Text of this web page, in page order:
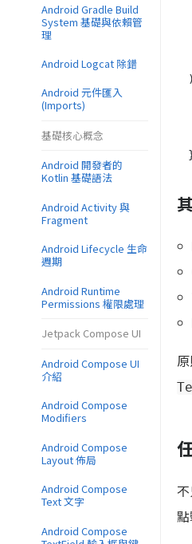
點
Android Gradle Build
System 基礎與依賴管
理
Android Logcat 除錯
Android 元件匯入
(Imports)
基礎核心概念
Android 開發者的
Kotlin 基礎語法
Android Activity 與
Fragment
Android Lifecycle 生命
週期
Android Runtime
Permissions 權限處理
Jetpack Compose UI
Android Compose UI
介紹
Android Compose
Modifiers
Android Compose
Layout 佈局
Android Compose
Text 文字
Android Compose